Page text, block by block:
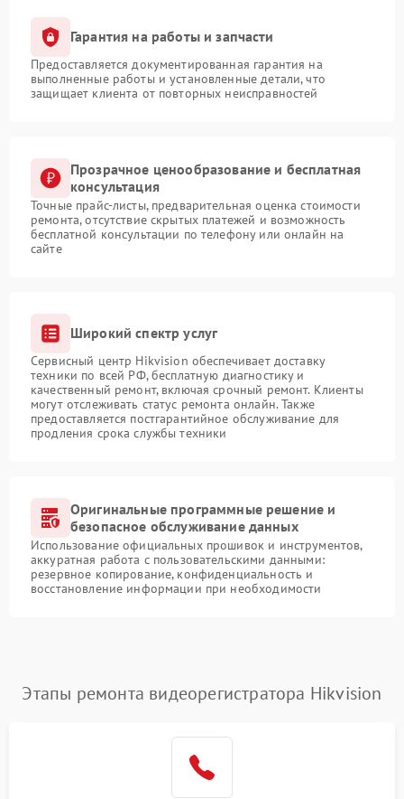
Гарантия на работы и запчасти
Предоставляется документированная гарантия на
выполненные работы и установленные детали, что
защищает клиента от повторных неисправностей
Прозрачное ценообразование и бесплатная
консультация
Точные прайс-листы, предварительная оценка стоимости
ремонта, отсутствие скрытых платежей и возможность
бесплатной консультации по телефону или онлайн на
сайте
Широкий спектр услуг
Сервисный центр Hikvision обеспечивает доставку
техники по всей РФ, бесплатную диагностику и
качественный ремонт, включая срочный ремонт. Клиенты
могут отслеживать статус ремонта онлайн. Также
предоставляется постгарантийное обслуживание для
продления срока службы техники
Оригинальные программные решение и
безопасное обслуживание данных
Использование официальных прошивок и инструментов,
аккуратная работа с пользовательскими данными:
резервное копирование, конфиденциальность и
восстановление информации при необходимости
Этапы ремонта видеорегистратора Hikvision